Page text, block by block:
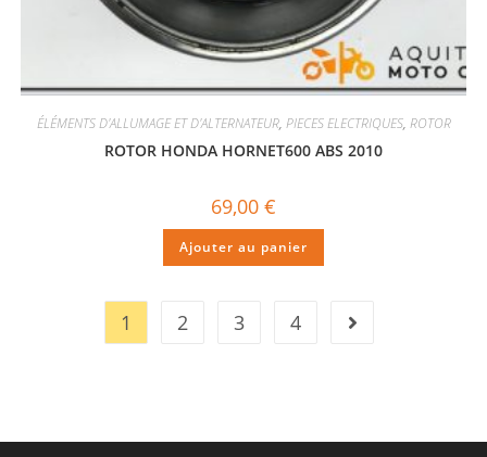
ÉLÉMENTS D'ALLUMAGE ET D'ALTERNATEUR, PIECES ELECTRIQUES, ROTOR
ROTOR HONDA HORNET600 ABS 2010
69,00 €
Ajouter au panier
1 2 3 4